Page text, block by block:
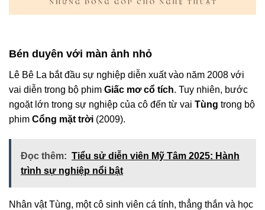
Bén duyên với màn ảnh nhỏ
Lê Bê La bắt đầu sự nghiệp diễn xuất vào năm 2008 với
vai diễn trong bộ phim Giấc mơ cổ tích. Tuy nhiên, bước
ngoặt lớn trong sự nghiệp của cô đến từ vai Tùng trong bộ
phim Cổng mặt trời (2009).
Đọc thêm: Tiểu sử diễn viên Mỹ Tâm 2025: Hành
trình sự nghiệp nổi bật
Nhân vật Tùng, một cô sinh viên cá tính, thẳng thắn và học